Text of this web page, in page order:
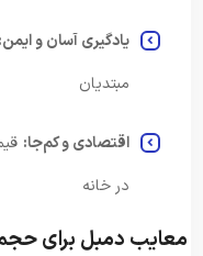
یادگیری آسان و ایمن:
مبتدیان
اقتصادی و کم‌جا:
در خانه
معایب دمبل برای